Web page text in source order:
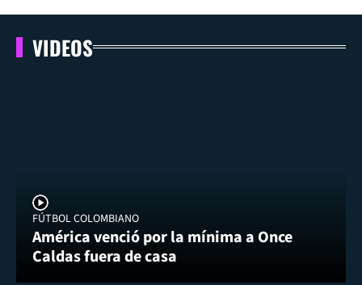
VIDEOS
FÚTBOL COLOMBIANO
América venció por la mínima a Once
Caldas fuera de casa